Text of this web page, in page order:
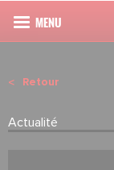
Retour
Actualité